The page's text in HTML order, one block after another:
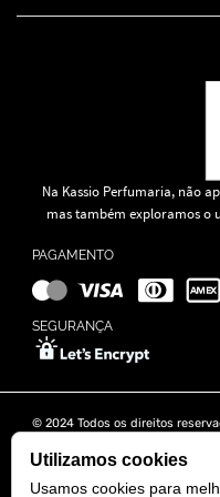
Na Kassio Perfumaria, não
mas também exploramos o
PAGAMENTO
SEGURANÇA
© 2024 Todos os direitos
Rua Tapajós n° 481- Edifício
Utilizamos cookies
Usamos cookies para